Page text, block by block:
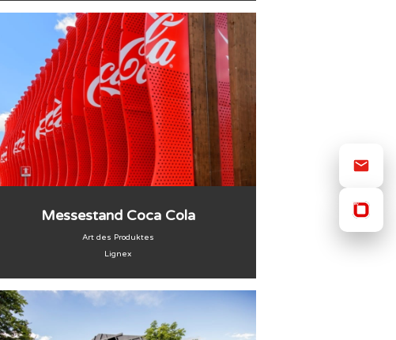
Messestand Coca Cola
Art des Produktes
Lignex